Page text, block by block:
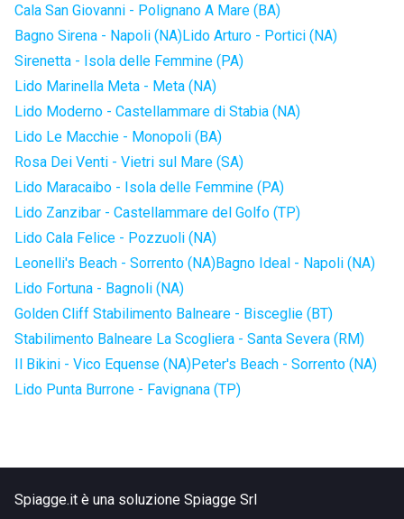
Cala San Giovanni - Polignano A Mare (BA)
Bagno Sirena - Napoli (NA)Lido Arturo - Portici (NA)
Sirenetta - Isola delle Femmine (PA)
Lido Marinella Meta - Meta (NA)
Lido Moderno - Castellammare di Stabia (NA)
Lido Le Macchie - Monopoli (BA)
Rosa Dei Venti - Vietri sul Mare (SA)
Lido Maracaibo - Isola delle Femmine (PA)
Lido Zanzibar - Castellammare del Golfo (TP)
Lido Cala Felice - Pozzuoli (NA)
Leonelli's Beach - Sorrento (NA)Bagno Ideal - Napoli (NA)
Lido Fortuna - Bagnoli (NA)
Golden Cliff Stabilimento Balneare - Bisceglie (BT)
Stabilimento Balneare La Scogliera - Santa Severa (RM)
Il Bikini - Vico Equense (NA)Peter's Beach - Sorrento (NA)
Lido Punta Burrone - Favignana (TP)
Spiagge.it è una soluzione Spiagge Srl